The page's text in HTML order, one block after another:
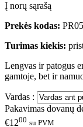
Į norų sąrašą
Prekės kodas:
Turimas kiekis:
Lengvas ir patogus
gamtoje, bet ir
Vardas :
Pakavimas dovanų
€1200 su PVM